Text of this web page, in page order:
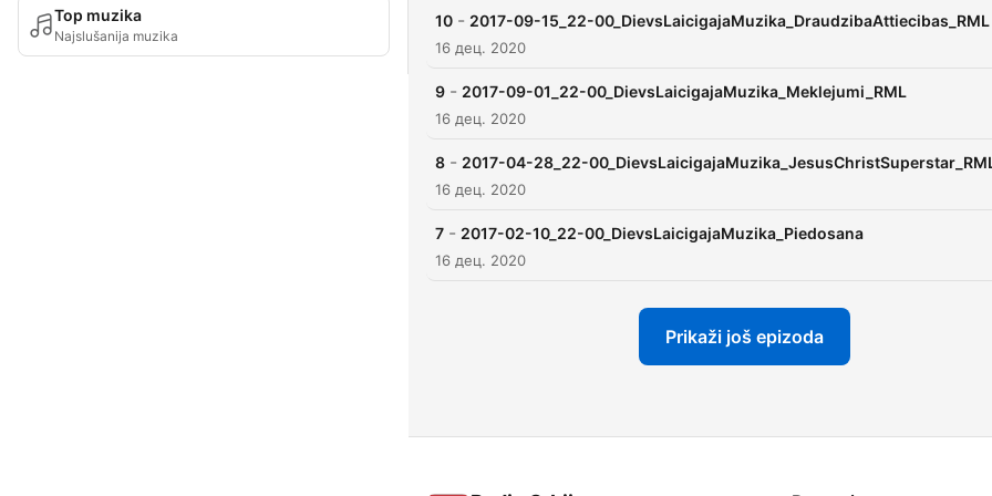
Top muzika
Najslušanija muzika
10 - 2017-09-15_22-00_DievsLaicigajaMuzika_DraudzibaAttiecibas_RML
16 дец. 2020
9 - 2017-09-01_22-00_DievsLaicigajaMuzika_Meklejumi_RML
16 дец. 2020
8 - 2017-04-28_22-
16 дец. 2020
7 - 2017-02-10_22-00_DievsLaicigajaMuzika_Piedosana
16 дец. 2020
Prikaži još epizoda